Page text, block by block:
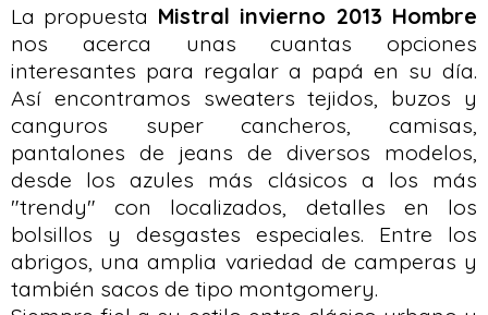
La propuesta Mistral invierno 2013 Hombre
nos acerca unas cuantas opciones
interesantes para regalar a papá en su día.
Así encontramos sweaters tejidos, buzos y
canguros super cancheros, camisas,
pantalones de jeans de diversos modelos,
desde los azules más clásicos a los más
"trendy" con localizados, detalles en los
bolsillos y desgastes especiales. Entre los
abrigos, una amplia variedad de camperas y
también sacos de tipo montgomery.